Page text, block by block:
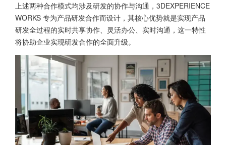
上述两种合作模式均涉及研发的协作与沟通，3DEXPERIENCE
WORKS 专为产品研发合作而设计，其核心优势就是实现产品
研发全过程的实时共享协作、灵活办公、实时沟通，这一特性
将协助企业实现研发合作的全面升级。